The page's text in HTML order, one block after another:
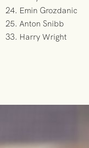
24. Emin Grozdanic
25. Anton Snibb
33. Harry Wright